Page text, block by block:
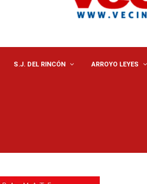
S.J. DEL RINCÓN ARROYO LEYES